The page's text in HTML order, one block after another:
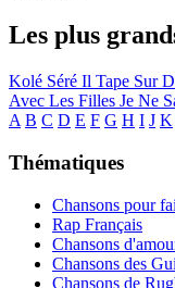
Les plus
Kolé Séré Il Tape Sur
Avec Les Filles Je Ne
A B C D E F G H I J K
Thématiques
Chansons pour
Rap Français
Chansons
Chansons des
Chansons de